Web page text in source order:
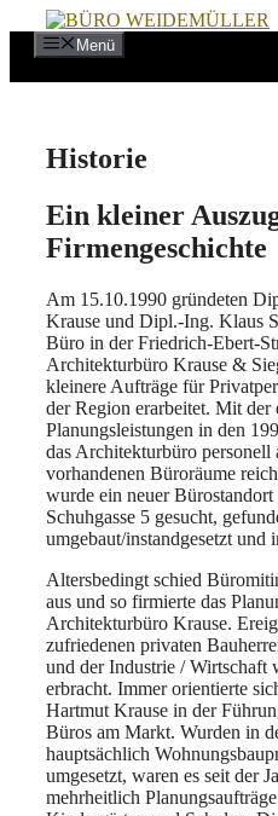
Inhalt
springen
Menü
Historie
Ein kleiner
Firmengeschichte
Am 15.10.1990 gründeten
Krause und Dipl.-Ing. Klaus
Büro in der Friedrich-Ebert-
Architekturbüro Krause &
kleinere Aufträge für
der Region erarbeitet. Mit der
Planungsleistungen in den
das Architekturbüro
vorhandenen Büroräume
wurde ein neuer
Schuhgasse 5 gesucht,
umgebaut/instandgesetzt und
Altersbedingt schied
aus und so firmierte das
Architekturbüro Krause.
zufriedenen privaten
und der Industrie / Wirtschaft
erbracht. Immer orientierte
Hartmut Krause in der
Büros am Markt. Wurden in
hauptsächlich
umgesetzt, waren es seit der
mehrheitlich